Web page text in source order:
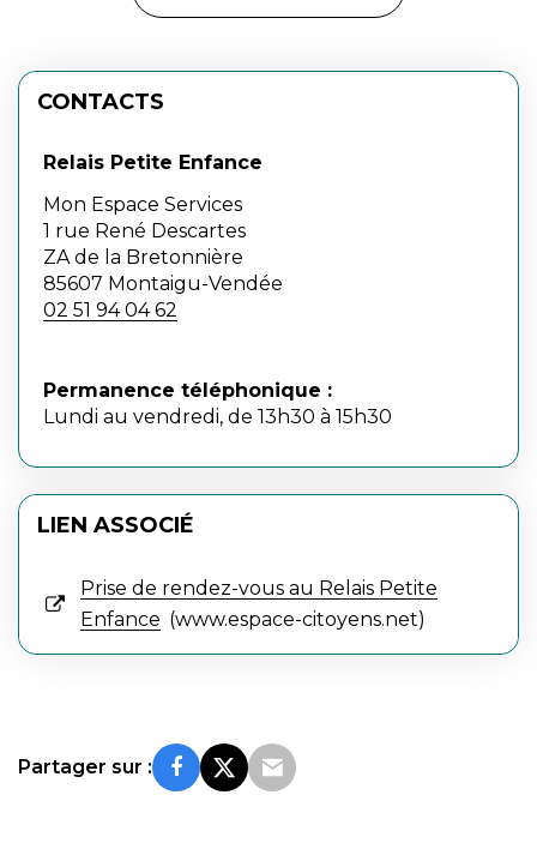
CONTACTS
Relais Petite Enfance
Mon Espace Services
1 rue René Descartes
ZA de la Bretonnière
85607 Montaigu-Vendée
02 51 94 04 62
Permanence téléphonique :
Lundi au vendredi, de 13h30 à 15h30
LIEN ASSOCIÉ
Prise de rendez-vous au Relais Petite
Enfance
www.espace-citoyens.net
Partager sur :